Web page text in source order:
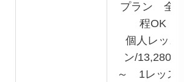
プラン 全
程OK
個人レッス
ン/13,280円
～ 1レッス